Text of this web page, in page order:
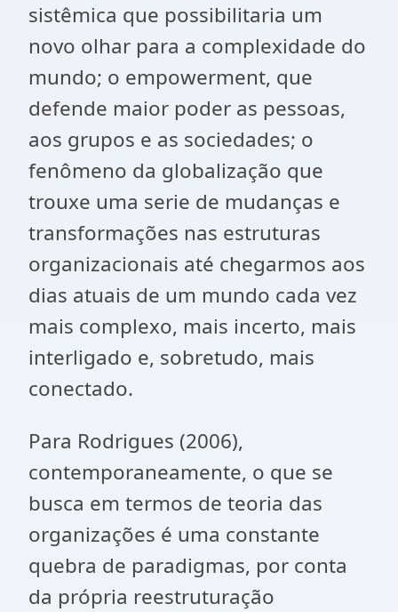
sistêmica que possibilitaria um
novo olhar para a complexidade do
mundo; o empowerment, que
defende maior poder as pessoas,
aos grupos e as sociedades; o
fenômeno da globalização que
trouxe uma serie de mudanças e
transformações nas estruturas
organizacionais até chegarmos aos
dias atuais de um mundo cada vez
mais complexo, mais incerto, mais
interligado e, sobretudo, mais
conectado.
Para Rodrigues (2006),
contemporaneamente, o que se
busca em termos de teoria das
organizações é uma constante
quebra de paradigmas, por conta
da própria reestruturação